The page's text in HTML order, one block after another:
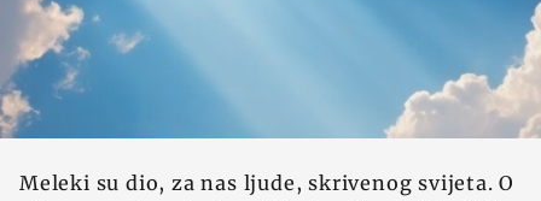
Meleki su dio, za nas ljude, skrivenog svijeta. O